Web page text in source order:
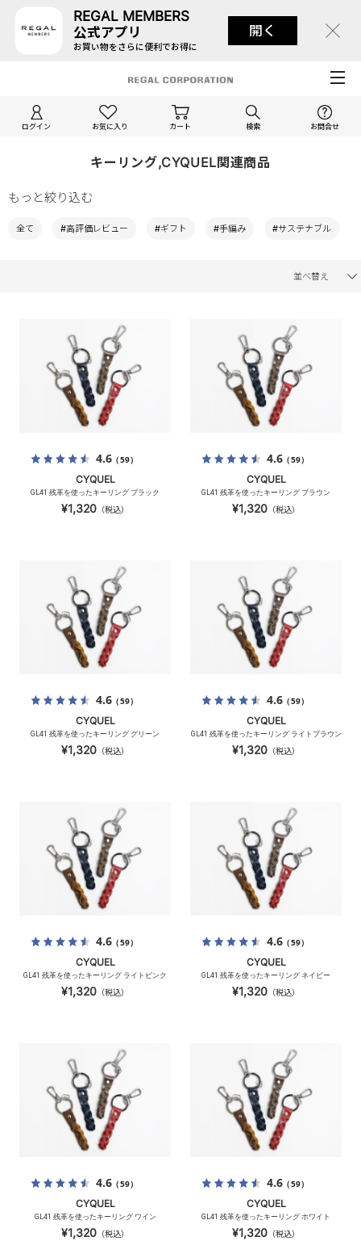
REGAL MEMBERS
公式アプリ
お買い物をさらに便利でお得に
開く
ログイン お気に入り カート 検索 お問合せ
キーリング,CYQUEL関連商品
もっと絞り込む
全て #高評価レビュー #ギフト #手編み #サステナブル
並べ替え
4.6（59）
CYQUEL
GL41 残革を使ったキーリング ブラック
¥1,320 （税込）
4.6（59）
CYQUEL
GL41 残革を使ったキーリング ブラウン
¥1,320 （税込）
4.6（59）
CYQUEL
GL41 残革を使ったキーリング グリーン
¥1,320 （税込）
4.6（59）
CYQUEL
GL41 残革を使ったキーリング ライトブラウン
¥1,320 （税込）
4.6（59）
CYQUEL
GL41 残革を使ったキーリング ライトピンク
¥1,320 （税込）
4.6（59）
CYQUEL
GL41 残革を使ったキーリング ネイビー
¥1,320 （税込）
4.6（59）
CYQUEL
GL41 残革を使ったキーリング ワイン
¥1,320 （税込）
4.6（59）
CYQUEL
GL41 残革を使ったキーリング ホワイト
¥1,320 （税込）